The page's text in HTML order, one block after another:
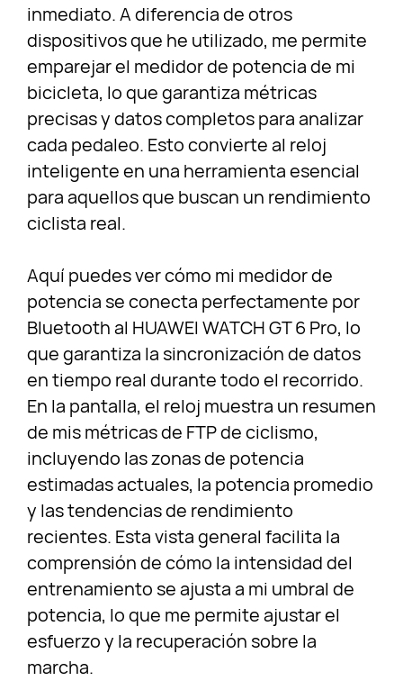
inmediato. A diferencia de otros
dispositivos que he utilizado, me permite
emparejar el medidor de potencia de mi
bicicleta, lo que garantiza métricas
precisas y datos completos para analizar
cada pedaleo. Esto convierte al reloj
inteligente en una herramienta esencial
para aquellos que buscan un rendimiento
ciclista real.
Aquí puedes ver cómo mi medidor de
potencia se conecta perfectamente por
Bluetooth al HUAWEI WATCH GT 6 Pro, lo
que garantiza la sincronización de datos
en tiempo real durante todo el recorrido.
En la pantalla, el reloj muestra un resumen
de mis métricas de FTP de ciclismo,
incluyendo las zonas de potencia
estimadas actuales, la potencia promedio
y las tendencias de rendimiento
recientes. Esta vista general facilita la
comprensión de cómo la intensidad del
entrenamiento se ajusta a mi umbral de
potencia, lo que me permite ajustar el
esfuerzo y la recuperación sobre la
marcha.